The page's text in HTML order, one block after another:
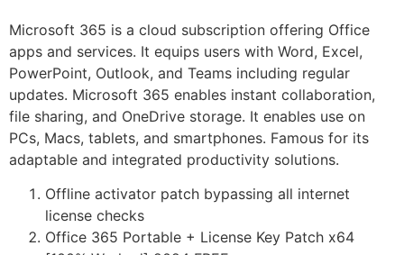
Microsoft 365 is a cloud subscription offering Office
apps and services. It equips users with Word, Excel,
PowerPoint, Outlook, and Teams including regular
updates. Microsoft 365 enables instant collaboration,
file sharing, and OneDrive storage. It enables use on
PCs, Macs, tablets, and smartphones. Famous for its
adaptable and integrated productivity solutions.
Offline activator patch bypassing all internet
license checks
Office 365 Portable + License Key Patch x64